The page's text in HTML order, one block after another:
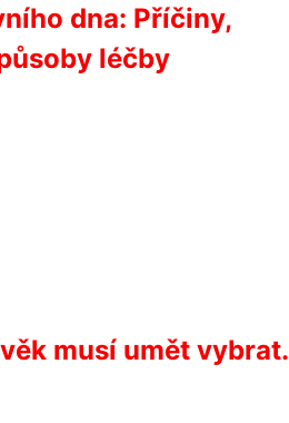
dna: Příčiny,
léčby
musí umět vybrat.